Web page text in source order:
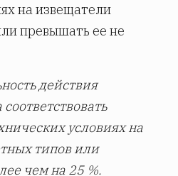
на извещатели
превышать ее не
действия
условиях на
типов или
чем на 25 %.